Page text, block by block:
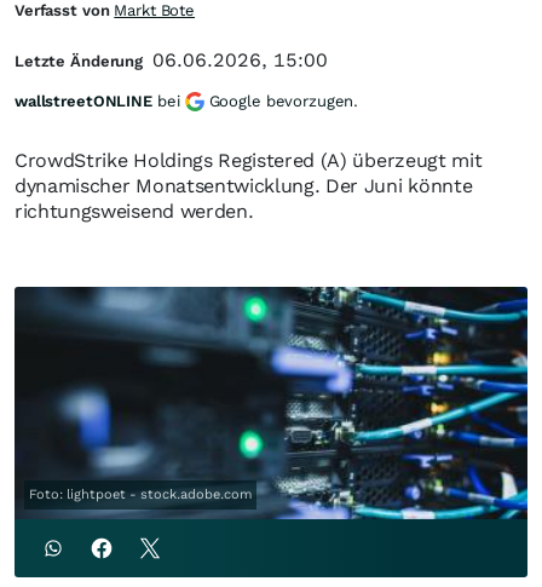
CrowdStrike Holdings Registered (A) überzeugt mit
dynamischer Monatsentwicklung. Der Juni könnte
richtungsweisend werden.
Foto: lightpoet - stock.adobe.com
Verfasst von Markt Bote
Letzte Änderung 06.06.2026, 15:00
wallstreetONLINE bei Google bevorzugen.